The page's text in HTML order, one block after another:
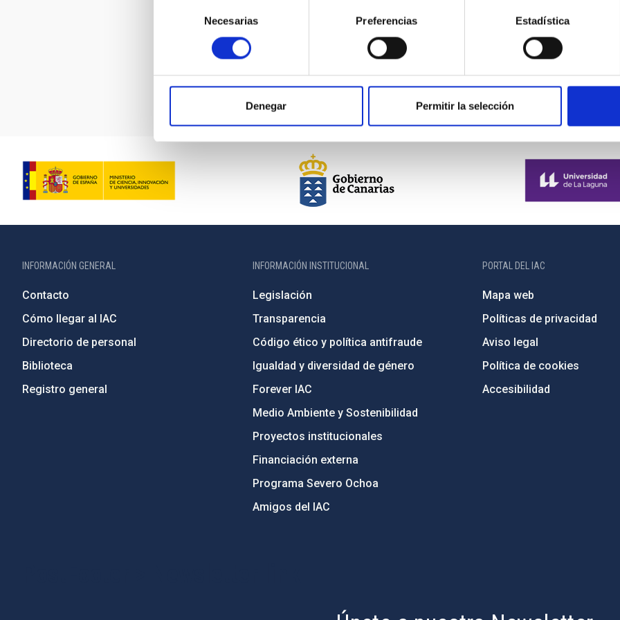
consentimiento
Necesarias Preferencias Estadística
Denegar Permitir la selección
Paginación
páginaanterior
actual
INFORMACIÓN GENERAL
Contacto
Cómo llegar al IAC
Directorio de personal
Biblioteca
Registro general
INFORMACIÓN INSTITUCIONAL
Legislación
Transparencia
Código ético y política antifraude
Igualdad y diversidad de género
Forever IAC
Medio Ambiente y Sostenibilidad
Proyectos institucionales
Financiación externa
Programa Severo Ochoa
Amigos del IAC
PORTAL DEL IAC
Mapa web
Políticas de privacidad
Aviso legal
Política de cookies
Accesibilidad